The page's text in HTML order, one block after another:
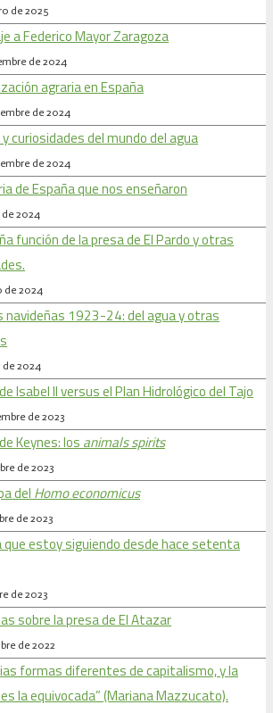
de 2025
a Federico Mayor Zaragoza
de 2024
agraria en España
de 2024
curiosidades del mundo del agua
de 2024
de España que nos enseñaron
2024
función de la presa de El Pardo y otras
de 2024
navideñas 1923-24: del agua y otras
de 2024
Isabel II versus el Plan Hidrológico del Tajo
de 2023
Keynes: los animals spirits
de 2023
del Homo economicus
de 2023
que estoy siguiendo desde hace setenta
de 2023
sobre la presa de El Atazar
de 2022
formas diferentes de capitalismo, y la
la equivocada” (Mariana Mazzucato).